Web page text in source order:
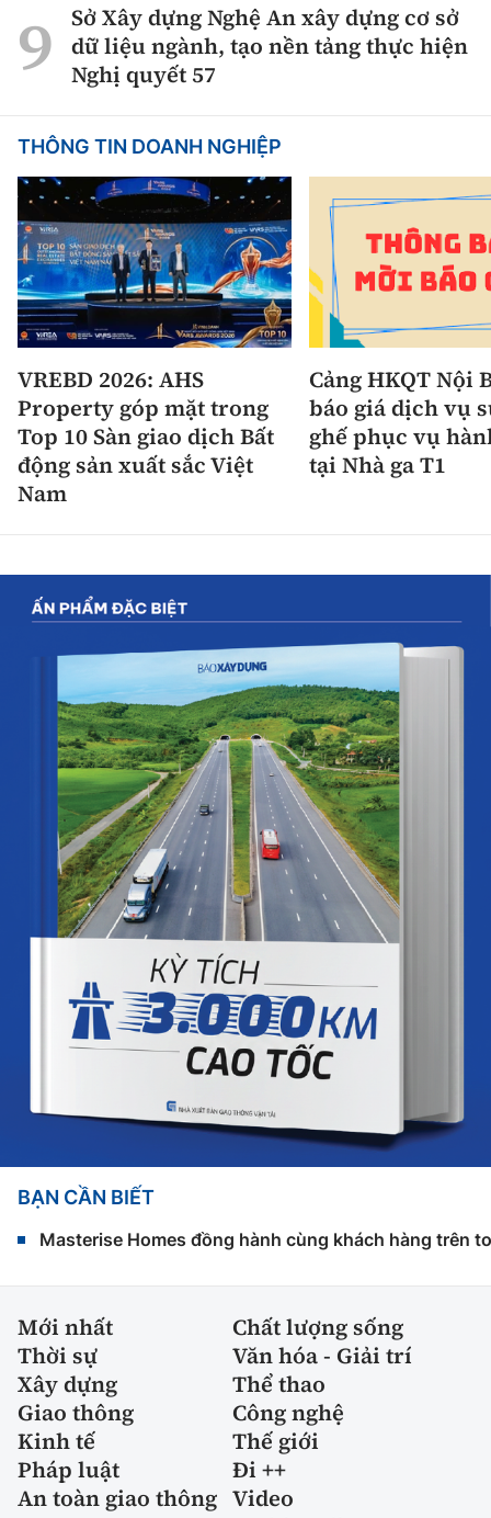
Sở Xây dựng Nghệ An xây dựng cơ sở
dữ liệu ngành, tạo nền tảng thực hiện
Nghị quyết 57
THÔNG TIN DOANH NGHIỆP
VREBD 2026: AHS
Property góp mặt trong
Top 10 Sàn giao dịch Bất
động sản xuất sắc Việt
Nam
Cảng HKQT Nội
báo giá dịch vụ
ghế phục vụ
tại Nhà ga T1
BẠN CẦN BIẾT
Masterise Homes đồng hành cùng khách hàng trên
Mới nhất
Chất lượng sống
Thời sự
Văn hóa - Giải trí
Xây dựng
Thể thao
Giao thông
Công nghệ
Kinh tế
Thế giới
Pháp luật
Đi ++
An toàn giao thông Video